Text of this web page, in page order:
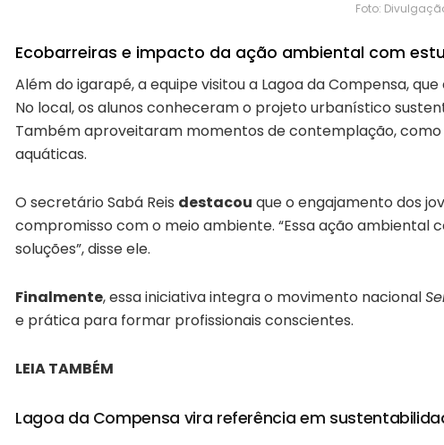
Foto:
Ecobarreiras e impacto da ação ambiental com
Além do igarapé, a equipe visitou a Lagoa da Compensa,
No local, os alunos conheceram o projeto urbanístico
Também aproveitaram momentos de contemplação, como
aquáticas.
O secretário Sabá Reis destacou que o engajamento dos
compromisso com o meio ambiente. “Essa ação ambiental
soluções”, disse ele.
Finalmente, essa iniciativa integra o movimento nacional
e prática para formar profissionais conscientes.
LEIA TAMBÉM
Lagoa da Compensa vira referência em